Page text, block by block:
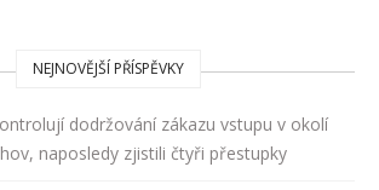
NEJNOVĚJŠÍ PŘÍSPĚVKY
dodržování zákazu vstupu v okolí
naposledy zjistili čtyři přestupky